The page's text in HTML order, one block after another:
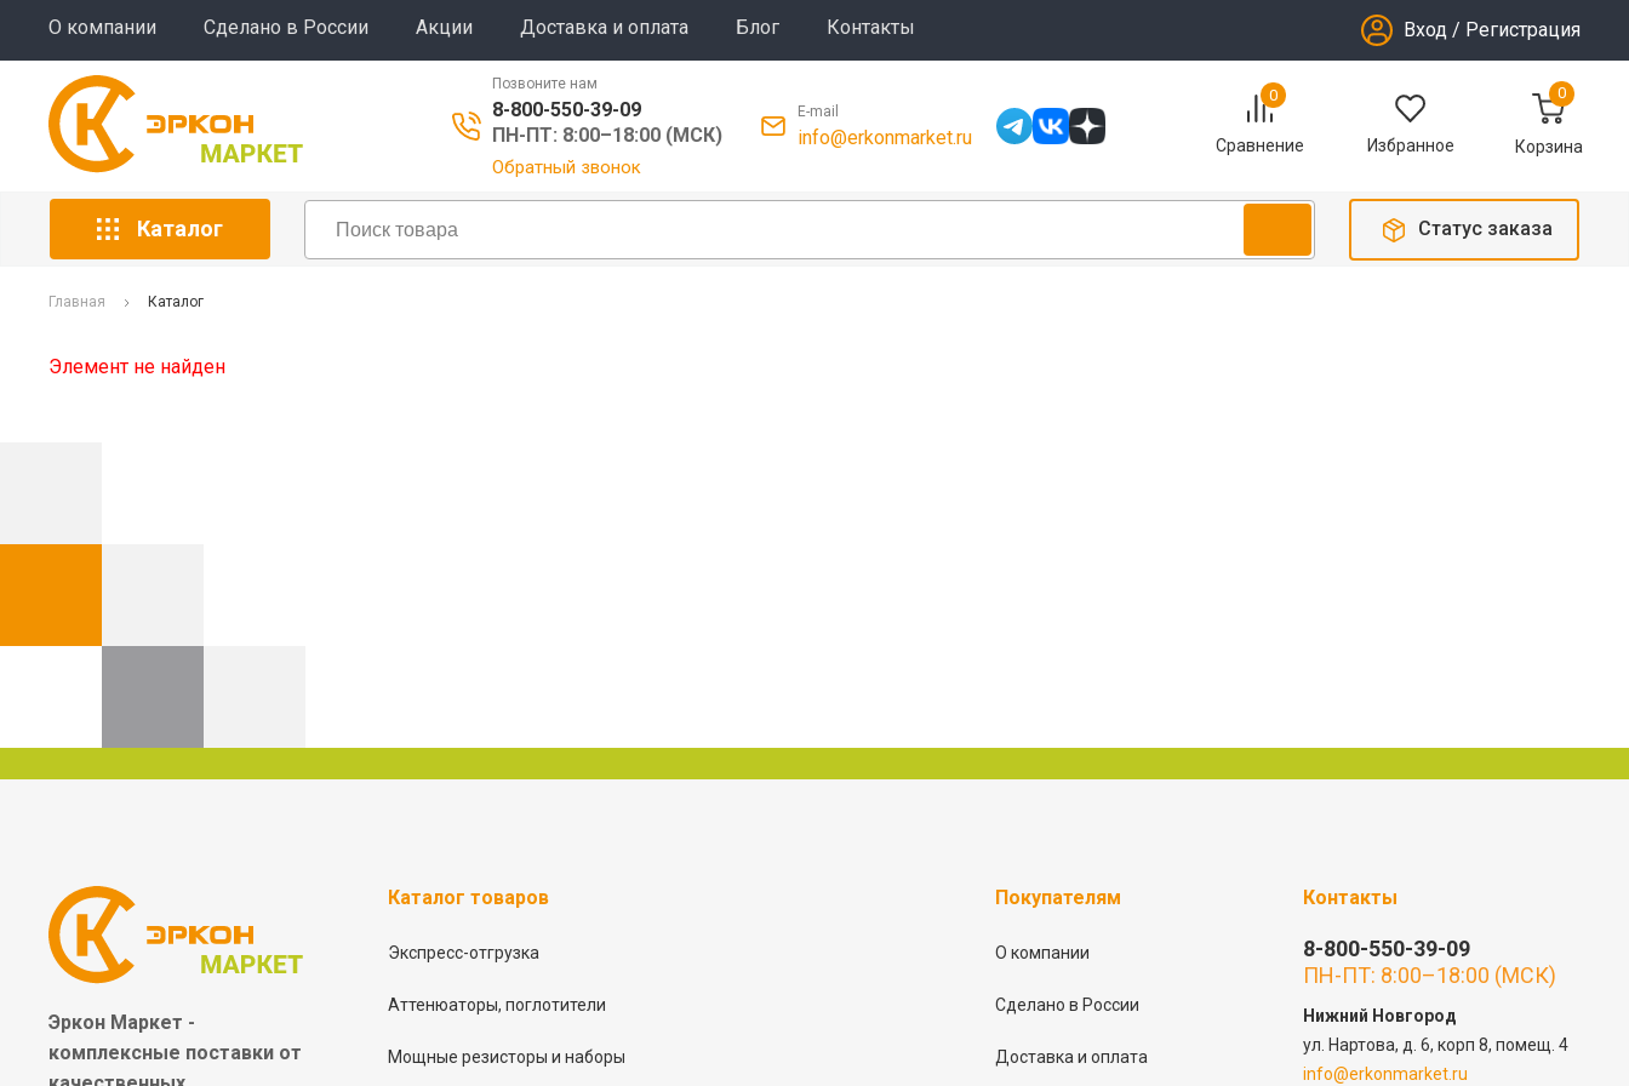
О компании Сделано в России Акции Доставка и оплата Блог Контакты Вход / Регистрация
Позвоните нам
8-800-550-39-09
ПН-ПТ: 8:00–18:00 (МСК)
Обратный звонок
E-mail
info@erkonmarket.ru
0
Сравнение Избранное
0
Корзина
Каталог Статус заказа
Главная Каталог
Элемент не найден
Эркон Маркет -
комплексные поставки от
Каталог товаров
Экспресс-отгрузка
Аттенюаторы, поглотители
Мощные резисторы и наборы
Покупателям
О компании
Сделано в России
Доставка и оплата
Контакты
8-800-550-39-09
ПН-ПТ: 8:00–18:00 (МСК)
Нижний Новгород
ул. Нартова, д. 6, корп 8, помещ. 4
info@erkonmarket.ru